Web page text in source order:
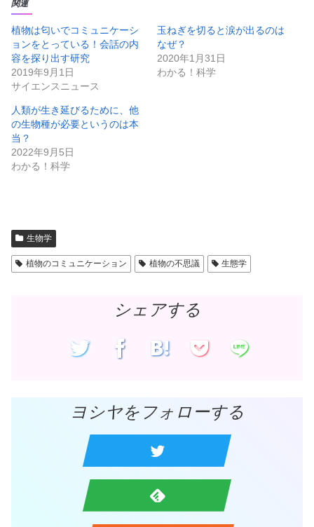
t
t
e
r
で
共
有
(
し
い
ウ
ィ
ド
ウ
で
開
共
有
す
る
に
は
ク
リ
ク
し
て
く
さ
い
(
新
き
ま
す
関連
植物は匂いでコミュニケーシ
ョンをとっている！会話の内
容を探り出す研究
2019年9月1日
サイエンスニュース
玉ねぎを切ると涙が出るのは
なぜ？
2020年1月31日
わかる！科学
人類が生き延びるために、他
の生物種が必要というのは本
当？
2022年9月5日
わかる！科学
生物学
植物のコミュニケーション 植物の不思議 生態学
シェアする
ヨシヤをフォローする